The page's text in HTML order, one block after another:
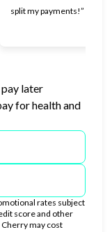
split my payments!”
tab)
pay later
for health and
rates subject
score and other
may cost